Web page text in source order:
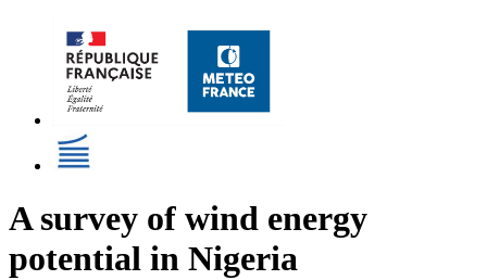
A survey of wind energy
potential in Nigeria